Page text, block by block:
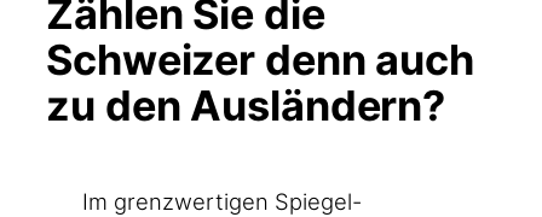
Zählen Sie die
Schweizer denn auch
zu den Ausländern?
Im grenz­wer­ti­gen Spiegel-